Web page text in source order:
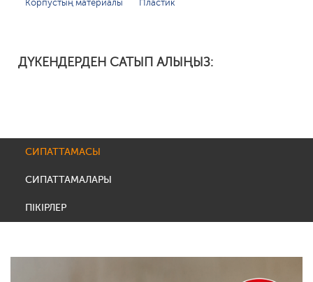
Корпустың материалы Пластик
ДҮКЕНДЕРДЕН САТЫП АЛЫҢЫЗ:
СИПАТТАМАСЫ
СИПАТТАМАЛАРЫ
ПІКІРЛЕР